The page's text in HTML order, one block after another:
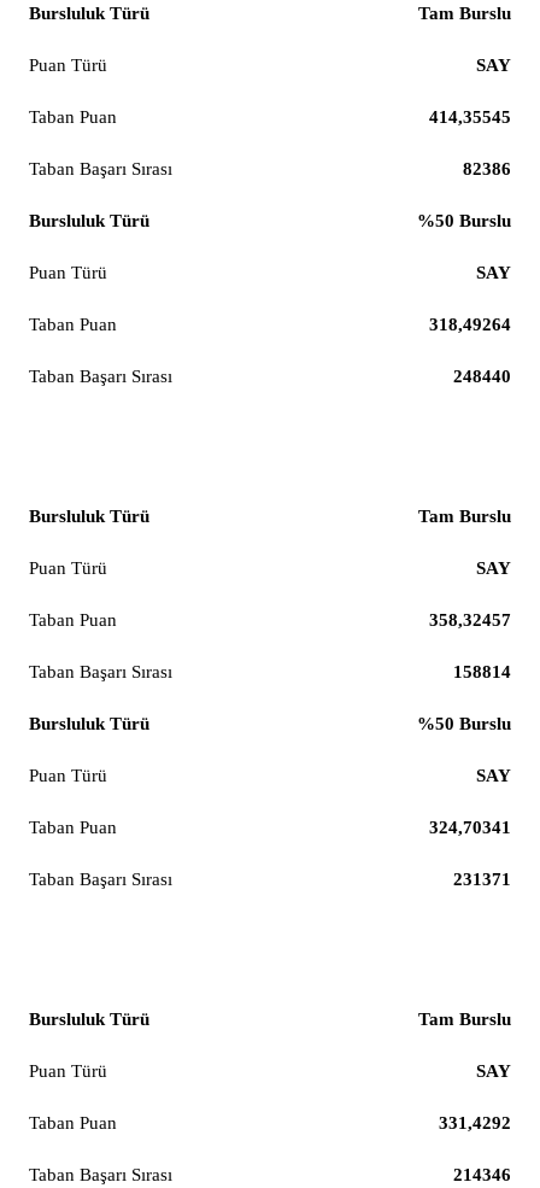
Tam Burslu
SAY
414,35545
82386
%50 Burslu
SAY
318,49264
248440
Tam Burslu
SAY
358,32457
158814
%50 Burslu
SAY
324,70341
231371
Tam Burslu
SAY
331,4292
214346